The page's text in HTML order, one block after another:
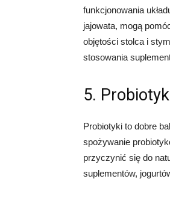
funkcjonowania
jajowata, mogą
objętości stolca i
stosowania
5.
Probiotyki to dobre
spożywanie
przyczynić się do
suplementów,